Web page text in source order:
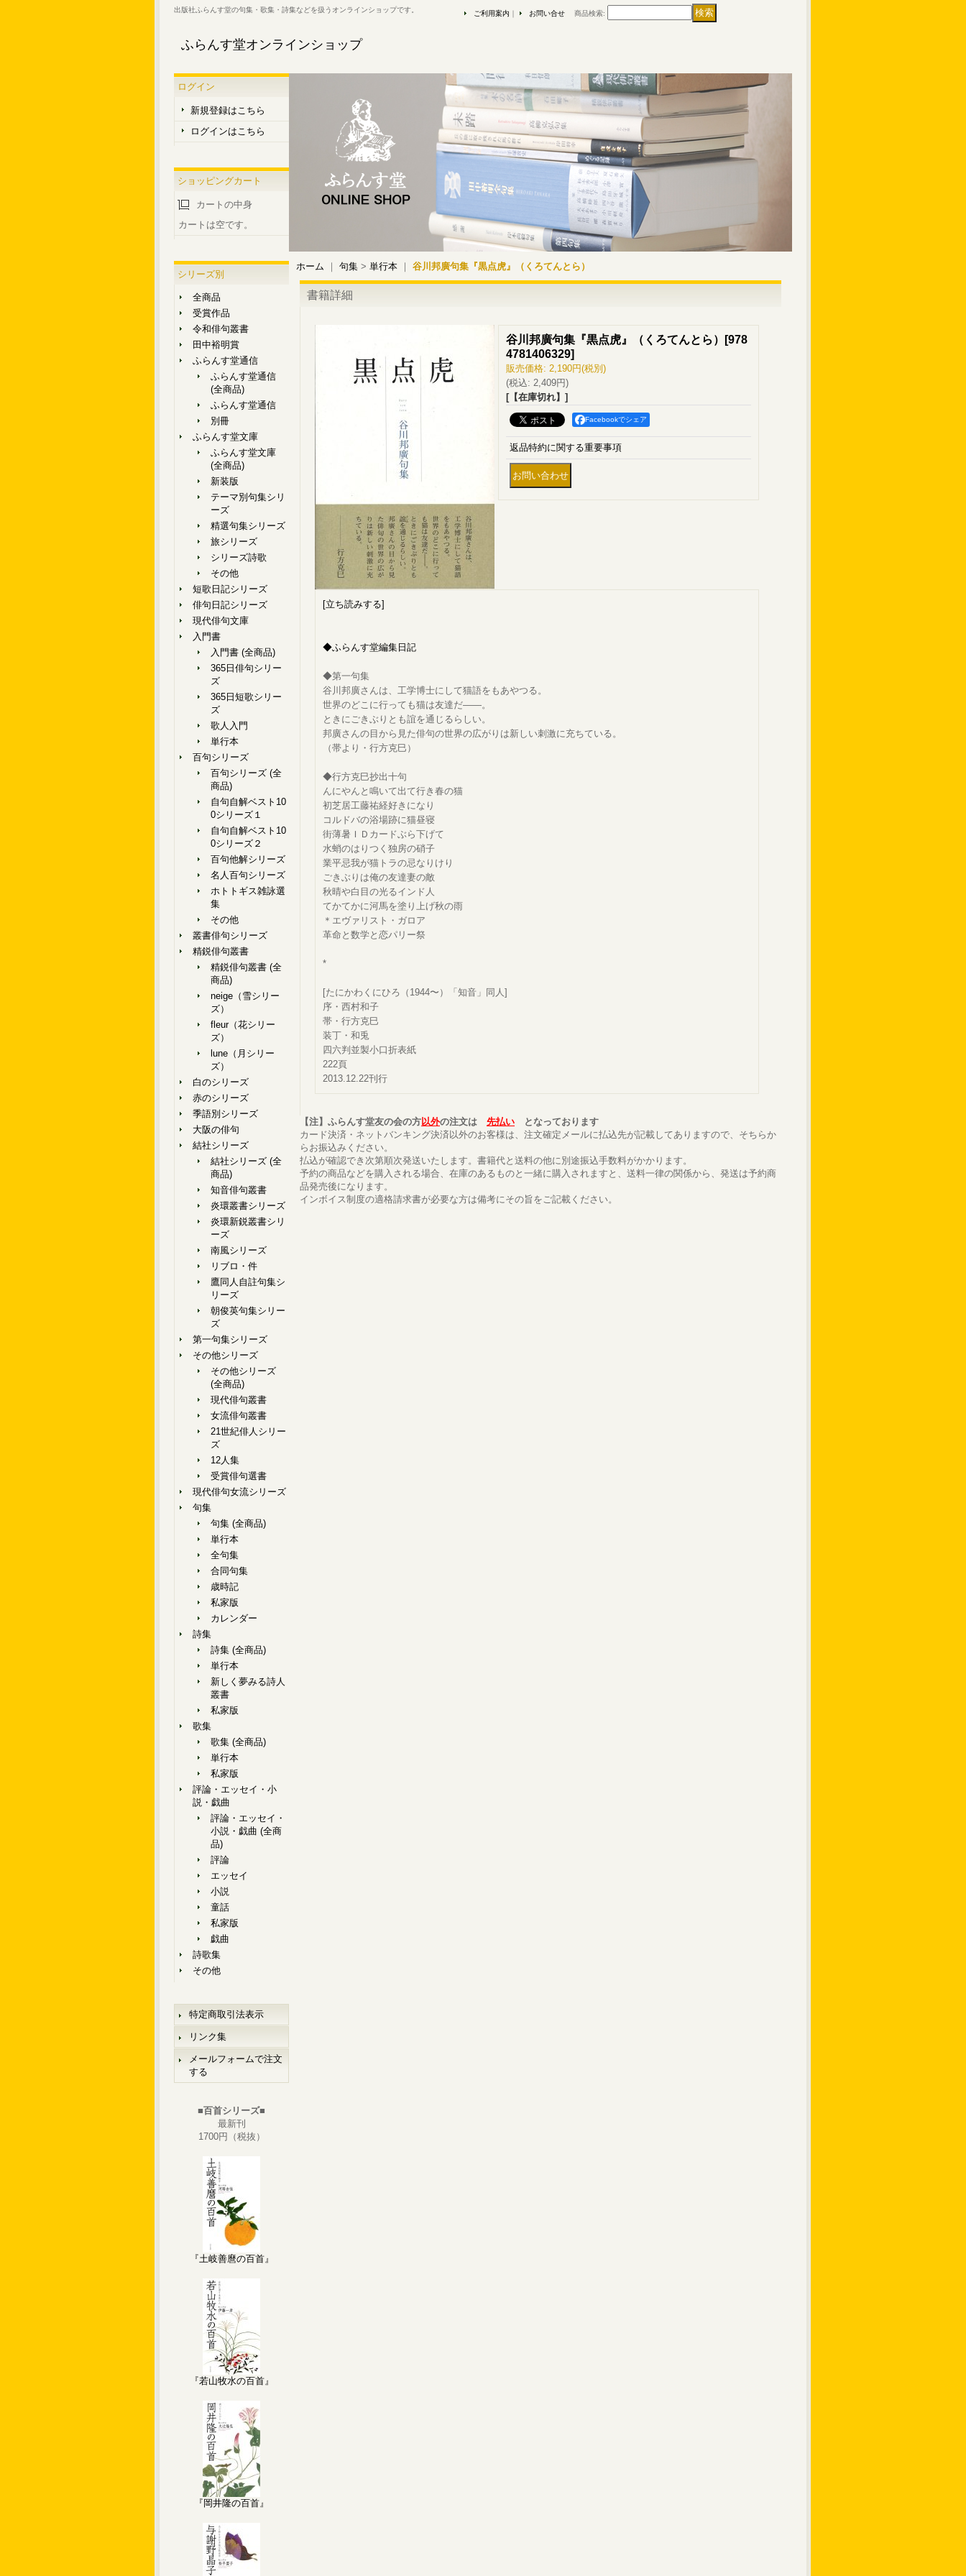
出版社ふらんす堂の句集・歌集・詩集などを扱うオンラインショップです。
ふらんす堂オンラインショップ
ご利用案内 お問い合せ 商品検索:
ログイン
新規登録はこちら
ログインはこちら
ショッピングカート
カートの中身
カートは空です。
シリーズ別
全商品
受賞作品
令和俳句叢書
田中裕明賞
ふらんす堂通信
ふらんす堂通信
(全商品)
ふらんす堂通信
別冊
ふらんす堂文庫
ふらんす堂文庫
(全商品)
新装版
テーマ別句集シリ
ーズ
精選句集シリーズ
旅シリーズ
シリーズ詩歌
その他
短歌日記シリーズ
俳句日記シリーズ
現代俳句文庫
入門書
入門書 (全商品)
365日俳句シリー
ズ
365日短歌シリー
ズ
歌人入門
単行本
百句シリーズ
百句シリーズ (全
商品)
自句自解ベスト10
0シリーズ１
自句自解ベスト10
0シリーズ２
百句他解シリーズ
名人百句シリーズ
ホトトギス雑詠選
集
その他
叢書俳句シリーズ
精鋭俳句叢書
精鋭俳句叢書 (全
商品)
neige（雪シリー
ズ）
fleur（花シリー
ズ）
lune（月シリー
ズ）
白のシリーズ
赤のシリーズ
季語別シリーズ
大阪の俳句
結社シリーズ
結社シリーズ (全
商品)
知音俳句叢書
炎環叢書シリーズ
炎環新鋭叢書シリ
ーズ
南風シリーズ
リブロ・件
鷹同人自註句集シ
リーズ
朝俊英句集シリー
ズ
第一句集シリーズ
その他シリーズ
その他シリーズ
(全商品)
現代俳句叢書
女流俳句叢書
21世紀俳人シリー
ズ
12人集
受賞俳句選書
現代俳句女流シリーズ
句集
句集 (全商品)
単行本
全句集
合同句集
歳時記
私家版
カレンダー
詩集
詩集 (全商品)
単行本
新しく夢みる詩人
叢書
私家版
歌集
歌集 (全商品)
単行本
私家版
評論・エッセイ・小
説・戯曲
評論・エッセイ・
小説・戯曲 (全商
品)
評論
エッセイ
小説
童話
私家版
戯曲
詩歌集
その他
特定商取引法表示
リンク集
メールフォームで注文
する
■百首シリーズ■
最新刊
1700円（税抜）
『土岐善麿の百首』
『若山牧水の百首』
『岡井隆の百首』
ホーム ｜ 句集 > 単行本 ｜ 谷川邦廣句集『黒点虎』（くろてんとら）
書籍詳細
谷川邦廣句集『黒点虎』（くろてんとら） [978
4781406329]
販売価格: 2,190円(税別)
(税込: 2,409円)
[【在庫切れ】]
Facebookでシェア
返品特約に関する重要事項
[立ち読みする]
◆ふらんす堂編集日記
◆第一句集
谷川邦廣さんは、工学博士にして猫語をもあやつる。
世界のどこに行っても猫は友達だ――。
ときにごきぶりとも誼を通じるらしい。
邦廣さんの目から見た俳句の世界の広がりは新しい刺激に充ちている。
（帯より・行方克巳）
◆行方克巳抄出十句
んにやんと鳴いて出て行き春の猫
初芝居工藤祐経好きになり
コルドバの浴場跡に猫昼寝
街薄暑ＩＤカードぶら下げて
水蛸のはりつく独房の硝子
業平忌我が猫トラの忌なりけり
ごきぶりは俺の友達妻の敵
秋晴や白目の光るインド人
てかてかに河馬を塗り上げ秋の雨
＊エヴァリスト・ガロア
革命と数学と恋パリー祭
*
[たにかわくにひろ（1944〜）「知音」同人]
序・西村和子
帯・行方克巳
装丁・和兎
四六判並製小口折表紙
222頁
2013.12.22刊行
【注】ふらんす堂友の会の方以外の注文は 先払い となっております
カード決済・ネットバンキング決済以外のお客様は、注文確定メールに払込先が記載してありますので、そちらか
らお振込みください。
払込が確認でき次第順次発送いたします。書籍代と送料の他に別途振込手数料がかかります。
予約の商品などを購入される場合、在庫のあるものと一緒に購入されますと、送料一律の関係から、発送は予約商
品発売後になります。
インボイス制度の適格請求書が必要な方は備考にその旨をご記載ください。